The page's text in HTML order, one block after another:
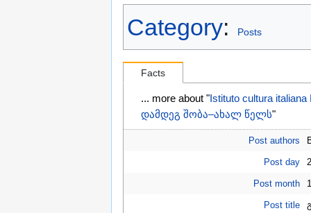
Category: Posts
Facts
... more about " Istituto cultura
დამდეგ შობა–ახალ წელს"
Post authors
Post day
Post month
Post title